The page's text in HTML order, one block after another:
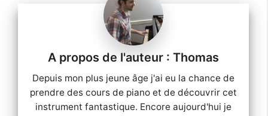
Thomas
Depuis mon plus jeune âge j'ai eu la chance de
prendre des cours de piano et de découvrir cet
instrument fantastique. Encore aujourd'hui je